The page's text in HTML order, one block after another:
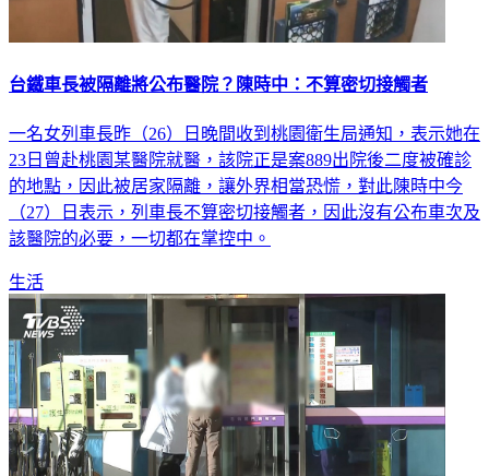
台鐵車長被隔離將公布醫院？陳時中：不算密切接觸者
一名女列車長昨（26）日晚間收到桃園衛生局通知，表示她在
23日曾赴桃園某醫院就醫，該院正是案889出院後二度被確診
的地點，因此被居家隔離，讓外界相當恐慌，對此陳時中今
（27）日表示，列車長不算密切接觸者，因此沒有公布車次及
該醫院的必要，一切都在掌控中。
生活